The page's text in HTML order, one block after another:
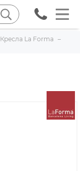
Кресла La Forma